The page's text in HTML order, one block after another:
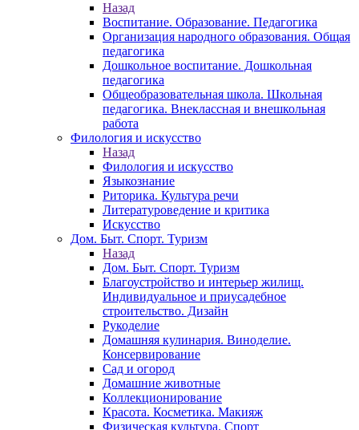
Назад
Воспитание. Образование. Педагогика
Организация народного образования. Общая
педагогика
Дошкольное воспитание. Дошкольная
педагогика
Общеобразовательная школа. Школьная
педагогика. Внеклассная и внешкольная
работа
Филология и искусство
Назад
Филология и искусство
Языкознание
Риторика. Культура речи
Литературоведение и критика
Искусство
Дом. Быт. Спорт. Туризм
Назад
Дом. Быт. Спорт. Туризм
Благоустройство и интерьер жилищ.
Индивидуальное и приусадебное
строительство. Дизайн
Рукоделие
Домашняя кулинария. Виноделие.
Консервирование
Сад и огород
Домашние животные
Коллекционирование
Красота. Косметика. Макияж
Физическая культура. Спорт